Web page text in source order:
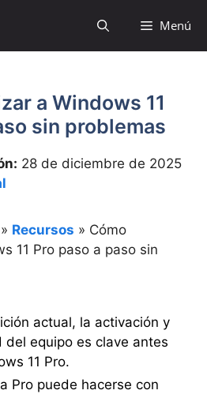
Menú
a Windows 11
sin problemas
28 de diciembre de 2025
» Recursos » Cómo
11 Pro paso a paso sin
actual, la activación y
del equipo es clave antes
11 Pro.
Pro puede hacerse con